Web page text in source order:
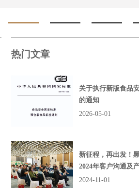
热门文章
关于执行新版食品
的通知
2026-05-01
新征程，再出发！
2024年客户沟通及
会圆满举行
2024-11-01